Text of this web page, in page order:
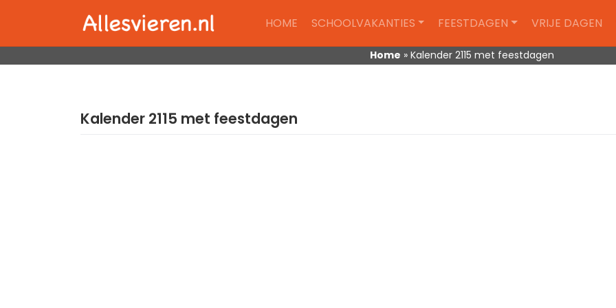
HOME SCHOOLVAKANTIES FEESTDAGEN VRIJE DAGEN
Home » Kalender 2115 met feestdagen
Kalender 2115 met feestdagen